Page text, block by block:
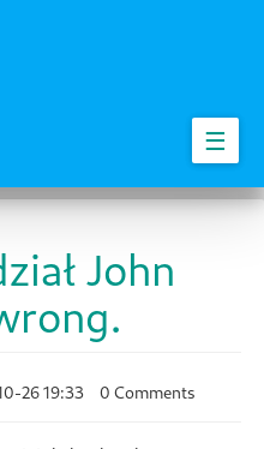
☰
John
26 19:33 0 Comments